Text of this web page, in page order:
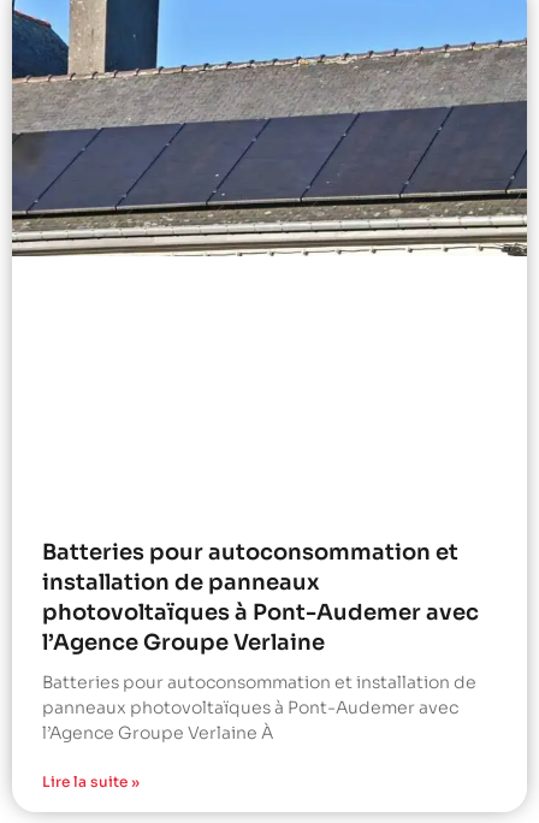
Batteries pour autoconsommation et
installation de panneaux
photovoltaïques à Pont-Audemer avec
l’Agence Groupe Verlaine
Batteries pour autoconsommation et installation de
panneaux photovoltaïques à Pont-Audemer avec
l’Agence Groupe Verlaine À
Lire la suite »